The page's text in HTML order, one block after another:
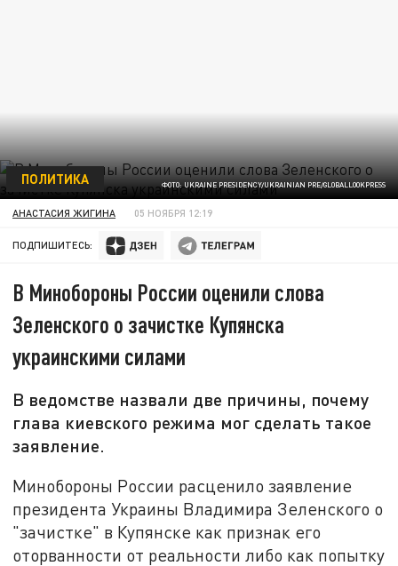
ФОТО: UKRAINE PRESIDENCY/UKRAINIAN PRE/GLOBALLOOKPRESS
ПОЛИТИКА
АНАСТАСИЯ ЖИГИНА 05 НОЯБРЯ 12:19
ПОДПИШИТЕСЬ:
В Минобороны России оценили слова
Зеленского о зачистке Купянска
украинскими силами
В ведомстве назвали две причины, почему
глава киевского режима мог сделать такое
заявление.
Минобороны России расценило заявление
президента Украины Владимира Зеленского о
"зачистке" в Купянске как признак его
оторванности от реальности либо как попытку